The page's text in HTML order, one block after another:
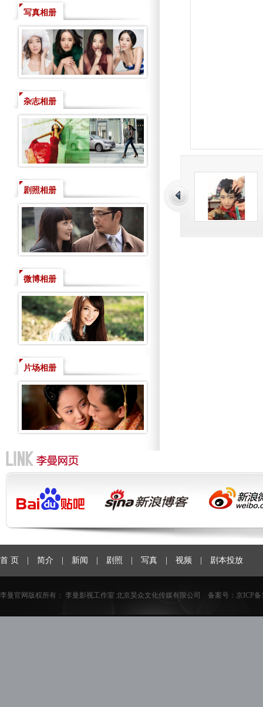
写真相册
杂志相册
剧照相册
微博相册
片场相册
首 页 简介 新闻 剧照 写真 视频 剧本投放
李曼官网版权所有： 李曼影视工作室 北京昊众文化传媒有限公司 备案号： 京ICP备